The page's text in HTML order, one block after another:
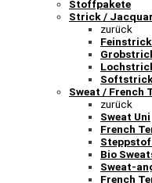
Stoffpakete
Strick /
zurück
Feinstrick
Sweat / French
zurück
Sweat Uni
French
Bio
Sweat-
French